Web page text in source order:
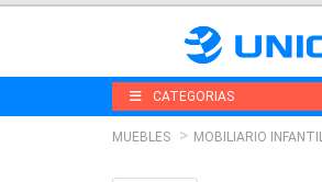
CATEGORIAS
MUEBLES MOBILIARIO INFANTIL